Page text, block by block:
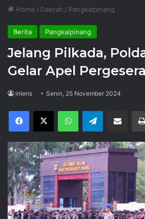
Home / Daerah / Pangkalpinang
Berita Pangkalpinang
Jelang Pilkada,
Gelar Apel
inlens Senin, 25 November 2024
Facebook
X WhatsAppTelegram Share via Email